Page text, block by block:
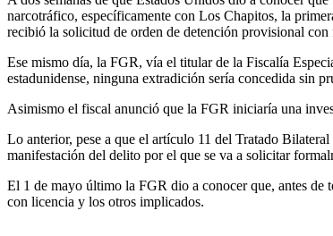
narcotráfico, específicamente con Los Chapitos, la
recibió la solicitud de orden de detención provisional
Ese mismo día, la FGR, vía el titular de la Fiscalía
estadunidense, ninguna extradición sería concedida sin
Asimismo el fiscal anunció que la FGR iniciaría una
Lo anterior, pese a que el artículo 11 del Tratado
manifestación del delito por el que se va a solicitar
El 1 de mayo último la FGR dio a conocer que, antes de
con licencia y los otros implicados.